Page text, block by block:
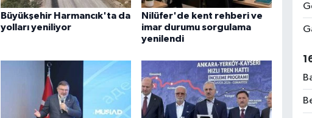
Büyükşehir Harmancık'ta da
yolları yeniliyor
Nilüfer'de kent rehberi ve
imar durumu sorgulama
yenilendi